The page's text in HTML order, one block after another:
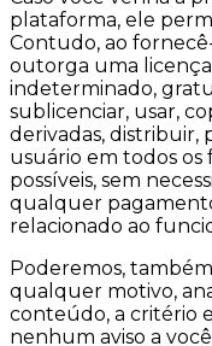
plataforma, ele
Contudo, ao
outorga uma
indeterminado,
sublicenciar, usar,
derivadas, distribuir,
usuário em todos os
possíveis, sem
qualquer
relacionado ao
Poderemos,
qualquer motivo,
conteúdo, a critério
nenhum aviso a